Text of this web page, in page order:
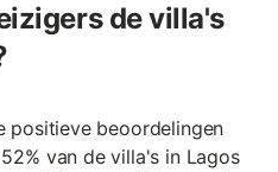
de villa's
positieve beoordelingen
van de villa's in Lagos